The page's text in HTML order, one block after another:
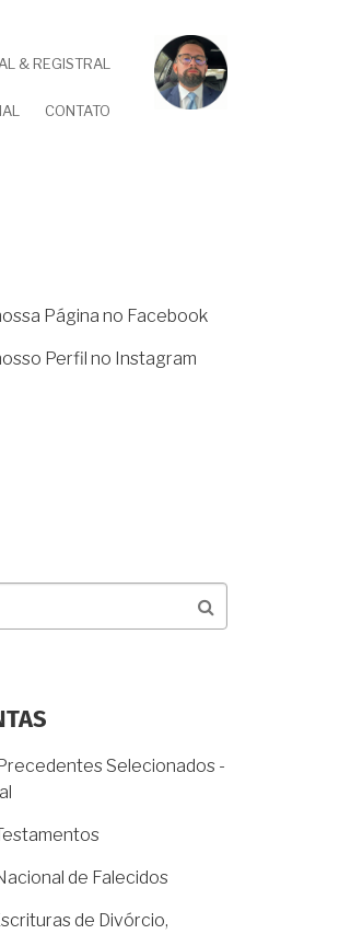
& REGISTRAL
CONTATO
Página no Facebook
Perfil no Instagram
Selecionados -
de Falecidos
de Divórcio,